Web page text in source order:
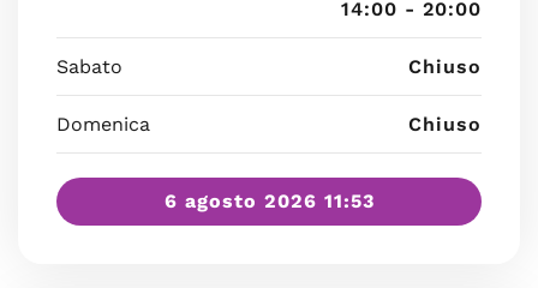
14:00 - 20:00
Sabato Chiuso
Domenica Chiuso
6 agosto 2026 11:53